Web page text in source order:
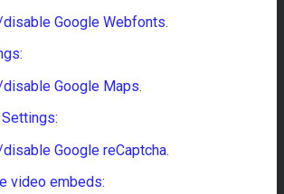
Google Webfonts.
Google Maps.
Google reCaptcha.
video embeds: